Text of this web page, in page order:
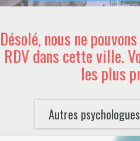
Désolé, nous ne
RDV dans cette ville.
les plus
Autres